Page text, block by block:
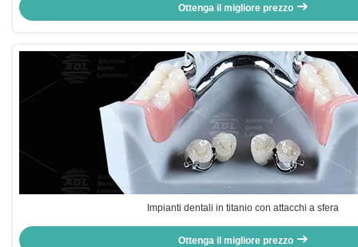
Ottenga il migliore prezzo
Impianti dentali in titanio con attacchi a sfera
Ottenga il migliore prezzo